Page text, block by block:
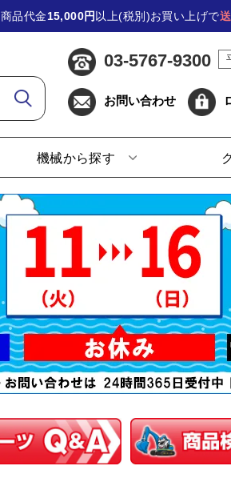
商品代金15,000円 以上(税別)お買い上げで
03-5767-9300
お問い合わせ
機械から探す